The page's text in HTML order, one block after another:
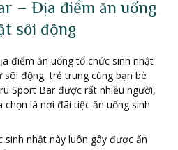
– Địa điểm ăn uống
sôi động
điểm ăn uống tổ chức sinh nhật
động, trẻ trung cùng bạn bè
Sport Bar được rất nhiều người,
là nơi đãi tiệc ăn uống sinh
nhật này luôn gây được ấn